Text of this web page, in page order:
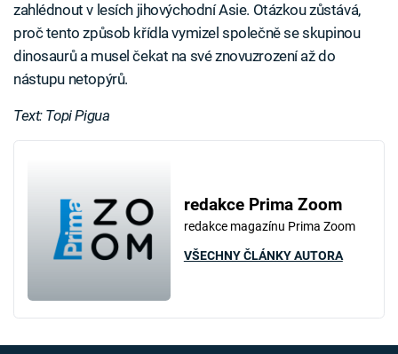
zahlédnout v lesích jihovýchodní Asie. Otázkou zůstává,
proč tento způsob křídla vymizel společně se skupinou
dinosaurů a musel čekat na své znovuzrození až do
nástupu netopýrů.
Text: Topi Pigua
redakce Prima Zoom
redakce magazínu Prima Zoom
VŠECHNY ČLÁNKY AUTORA